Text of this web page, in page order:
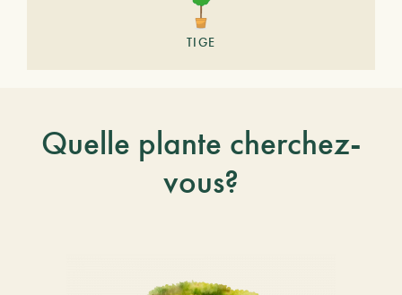
TIGE
Quelle plante cherchez-
vous?